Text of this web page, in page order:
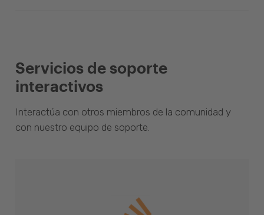
Servicios de soporte
interactivos
Interactúa con otros miembros de la comunidad y
con nuestro equipo de soporte.